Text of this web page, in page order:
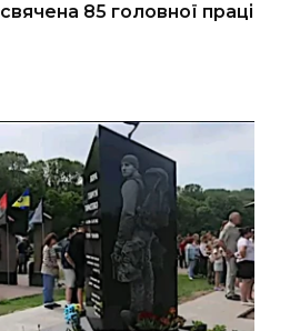
85 головної праці